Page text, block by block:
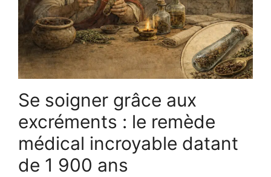
Se soigner grâce aux
excréments : le remède
médical incroyable datant
de 1 900 ans